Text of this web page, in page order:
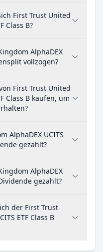
First Trust United
Class B?
AlphaDEX
vollzogen?
First Trust United
Class B kaufen, um
AlphaDEX UCITS
gezahlt?
AlphaDEX
gezahlt?
der First Trust
ETF Class B